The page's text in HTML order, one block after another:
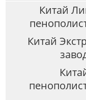
Китай
Китай